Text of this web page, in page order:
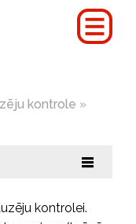
kontrole »
|||
kontrolei.